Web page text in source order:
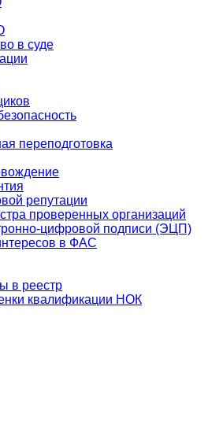
в суде
переподготовка
репутации
проверенных организаций
цифровой подписи (ЭЦП)
в ФАС
в реестр
квалификации НОК